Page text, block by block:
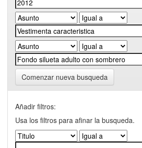
Comenzar nueva busqueda
Añadir filtros:
Usa los filtros para afinar la busqueda.